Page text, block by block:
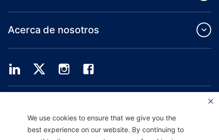
Acerca de nosotros
Providence Health Assurance es un HMO, HMO-POS y HMO SNP con contratos
depende de la renovación del contrato.
We use cookies to ensure that we give you the
best experience on our website. By continuing to